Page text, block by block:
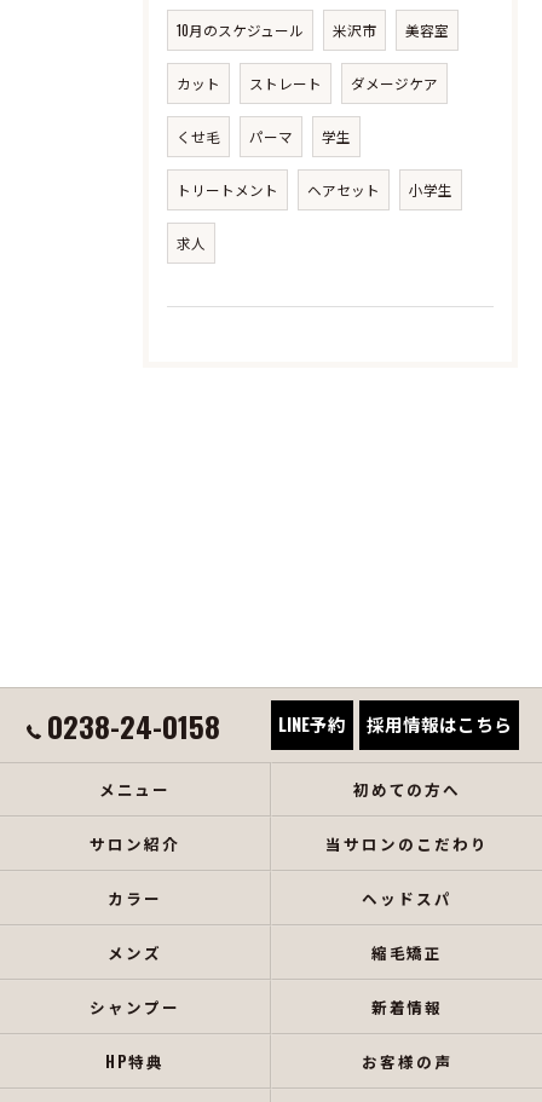
10月のスケジュール 米沢市 美容室
カット ストレート ダメージケア
くせ毛 パーマ 学生
トリートメント ヘアセット 小学生
求人
0238-24-0158 LINE予約 採用情報はこちら
メニュー 初めての方へ
サロン紹介 当サロンのこだわり
カラー ヘッドスパ
メンズ 縮毛矯正
シャンプー 新着情報
HP特典 お客様の声